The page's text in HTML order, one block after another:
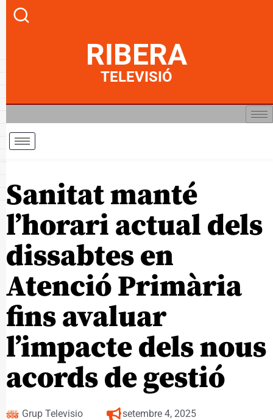
RIBERA
TELEVISIÓ
Sanitat manté
l’horari actual dels
dissabtes en
Atenció Primària
fins avaluar
l’impacte dels nous
acords de gestió
Grup Televisio
setembre 4, 2025